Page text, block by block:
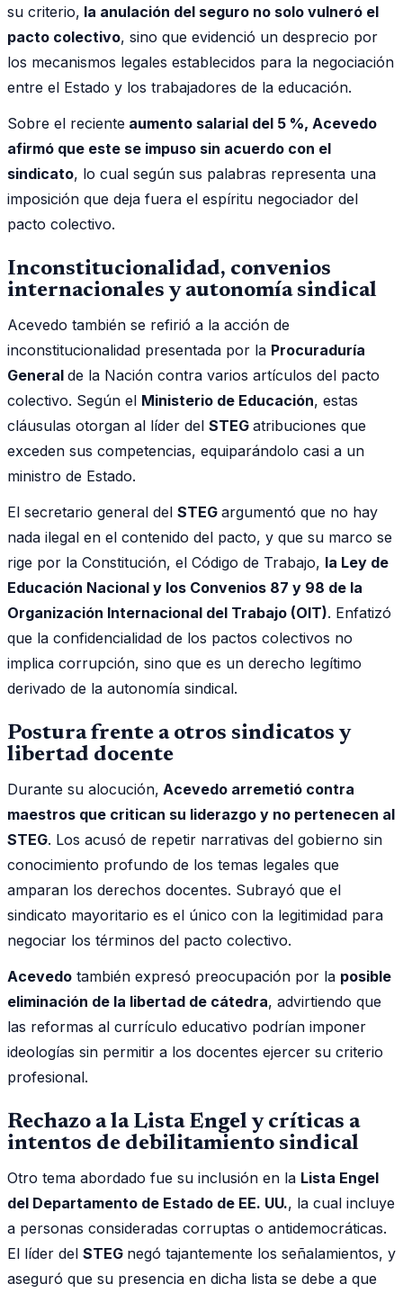
su criterio, la anulación del seguro no solo vulneró el
pacto colectivo, sino que evidenció un desprecio por
los mecanismos legales establecidos para la negociación
entre el Estado y los trabajadores de la educación.
Sobre el reciente aumento salarial del 5 %, Acevedo
afirmó que este se impuso sin acuerdo con el
sindicato, lo cual según sus palabras representa una
imposición que deja fuera el espíritu negociador del
pacto colectivo.
Inconstitucionalidad, convenios
internacionales y autonomía sindical
Acevedo también se refirió a la acción de
inconstitucionalidad presentada por la Procuraduría
General de la Nación contra varios artículos del pacto
colectivo. Según el Ministerio de Educación, estas
cláusulas otorgan al líder del STEG atribuciones que
exceden sus competencias, equiparándolo casi a un
ministro de Estado.
El secretario general del STEG argumentó que no hay
nada ilegal en el contenido del pacto, y que su marco se
rige por la Constitución, el Código de Trabajo, la Ley de
Educación Nacional y los Convenios 87 y 98 de la
Organización Internacional del Trabajo (OIT). Enfatizó
que la confidencialidad de los pactos colectivos no
implica corrupción, sino que es un derecho legítimo
derivado de la autonomía sindical.
Postura frente a otros sindicatos y
libertad docente
Durante su alocución, Acevedo arremetió contra
maestros que critican su liderazgo y no pertenecen al
STEG. Los acusó de repetir narrativas del gobierno sin
conocimiento profundo de los temas legales que
amparan los derechos docentes. Subrayó que el
sindicato mayoritario es el único con la legitimidad para
negociar los términos del pacto colectivo.
Acevedo también expresó preocupación por la posible
eliminación de la libertad de cátedra, advirtiendo que
las reformas al currículo educativo podrían imponer
ideologías sin permitir a los docentes ejercer su criterio
profesional.
Rechazo a la Lista Engel y críticas a
intentos de debilitamiento sindical
Otro tema abordado fue su inclusión en la Lista Engel
del Departamento de Estado de EE. UU., la cual incluye
a personas consideradas corruptas o antidemocráticas.
El líder del STEG negó tajantemente los señalamientos, y
aseguró que su presencia en dicha lista se debe a que